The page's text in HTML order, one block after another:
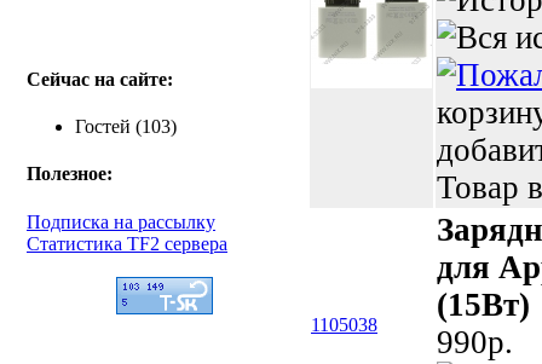
Сейчас на сайте:
Гостей (103)
Полезное:
Подписка на рассылку
Статистика TF2 сервера
Товар
1105038
для
(15Вт)
990p.